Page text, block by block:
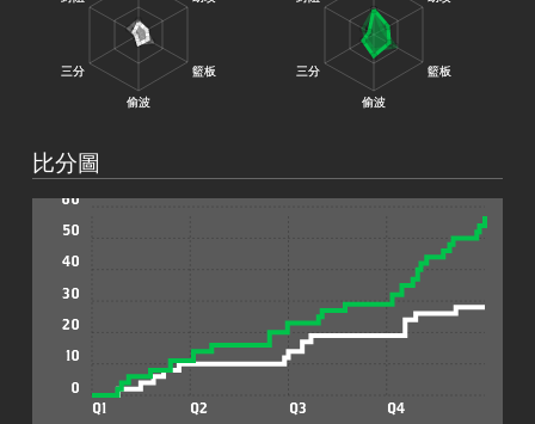
比分圖
Q1 Q2 Q3 Q4
0
10
20
30
40
50
60
70
100